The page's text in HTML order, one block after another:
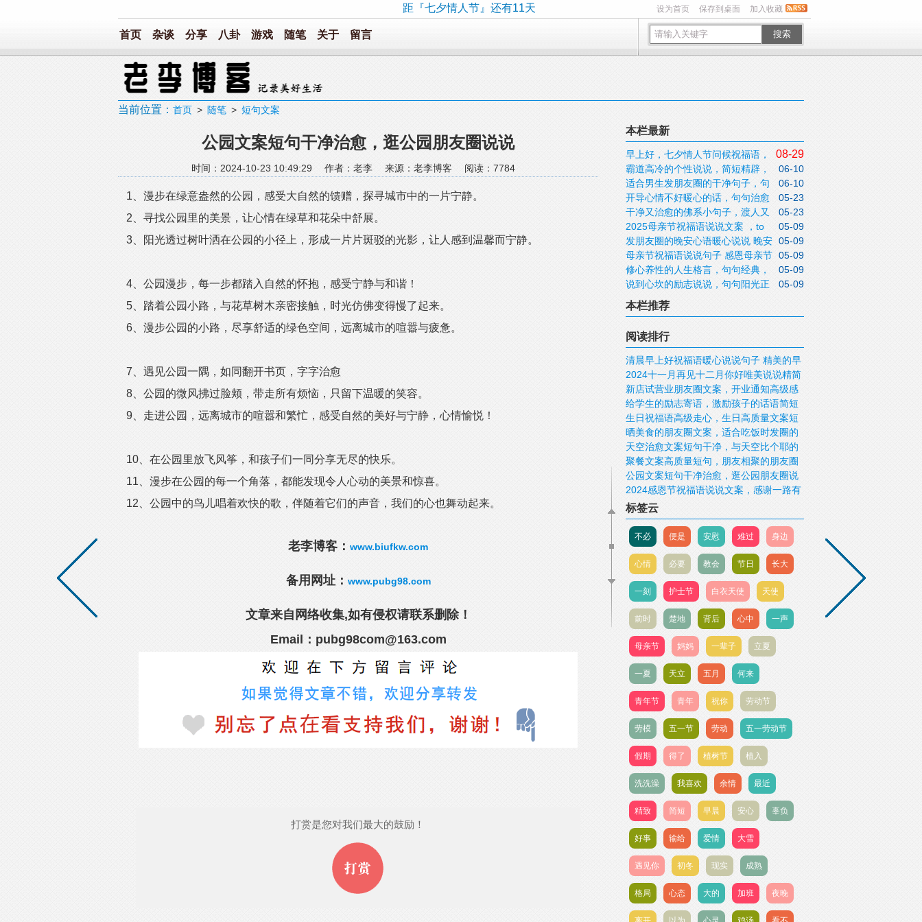
设为首页 保存到桌面 加入收藏
距『七夕情人节』还有11天
搜索
首页 杂谈 分享 八卦 游戏 随笔 关于 留言
当前位置： 首页 > 随笔 > 短句文案
公园文案短句干净治愈，逛公园朋友圈说说
时间：2024-10-23 10:49:29 作者：老李 来源：老李博客 阅读： 7784
1、漫步在绿意盎然的公园，感受大自然的馈赠，探寻城市中的一片宁静。
2、寻找公园里的美景，让心情在绿草和花朵中舒展。
3、阳光透过树叶洒在公园的小径上，形成一片片斑驳的光影，让人感到温馨而宁静。
4、公园漫步，每一步都踏入自然的怀抱，感受宁静与和谐！
5、踏着公园小路，与花草树木亲密接触，时光仿佛变得慢了起来。
6、漫步公园的小路，尽享舒适的绿色空间，远离城市的喧嚣与疲惫。
7、遇见公园一隅，如同翻开书页，字字治愈
8、公园的微风拂过脸颊，带走所有烦恼，只留下温暖的笑容。
9、走进公园，远离城市的喧嚣和繁忙，感受自然的美好与宁静，心情愉悦！
10、在公园里放飞风筝，和孩子们一同分享无尽的快乐。
11、漫步在公园的每一个角落，都能发现令人心动的美景和惊喜。
12、公园中的鸟儿唱着欢快的歌，伴随着它们的声音，我们的心也舞动起来。
老李博客： www.biufkw.com
备用网址： www.pubg98.com
文章来自网络收集,如有侵权请联系删除！
Email：pubg98com@163.com
打赏是您对我们最大的鼓励！
本栏最新
08-29
早上好，七夕情人节问候祝福语，
七夕最暖心的情人节祝福语录！
06-10
霸道高冷的个性说说，简短精辟，
别具一格！
06-10
适合男生发朋友圈的干净句子，句
句精挑细选！
05-23
开导心情不好暖心的话，句句治愈
人心！
05-23
干净又治愈的佛系小句子，渡人又
自醒
05-09
2025母亲节祝福语说说文案 ，to
my beautiful mother
05-09
发朋友圈的晚安心语暖心说说 晚安
心语正能量句子图片
05-09
母亲节祝福语说说句子 感恩母亲节
问候语祝福说说文案带图片
05-09
修心养性的人生格言，句句经典，
发人深省！
05-09
说到心坎的励志说说，句句阳光正
能量！
本栏推荐
阅读排行
清晨早上好祝福语暖心说说句子 精美的早
安问候语祝福文案
2024十一月再见十二月你好唯美说说精简
12月你好精选图片
新店试营业朋友圈文案，开业通知高级感
短句
给学生的励志寄语，激励孩子的话语简短
精辟
生日祝福语高级走心，生日高质量文案短
句
晒美食的朋友圈文案，适合吃饭时发圈的
短句
天空治愈文案短句干净，与天空比个耶的
文案
聚餐文案高质量短句，朋友相聚的朋友圈
文案
公园文案短句干净治愈，逛公园朋友圈说
说
2024感恩节祝福语说说文案，感谢一路有
你，相携相依! 感恩节快乐!
标签云
不必 便是 安慰 难过 身边
心情 必要 教会 节日 长大
一刻 护士节 白衣天使 天使
前时 楚地 背后 心中 一声
母亲节 妈妈 一辈子 立夏
一夏 天立 五月 何来
青年节 青年 祝你 劳动节
劳模 五一节 劳动 五一劳动节
假期 得了 植树节 植入
洗洗澡 我喜欢 余情 最近
精致 简短 早晨 安心 辜负
好事 输给 爱情 大雪
遇见你 初冬 现实 成熟
格局 心态 大的 加班 夜晚